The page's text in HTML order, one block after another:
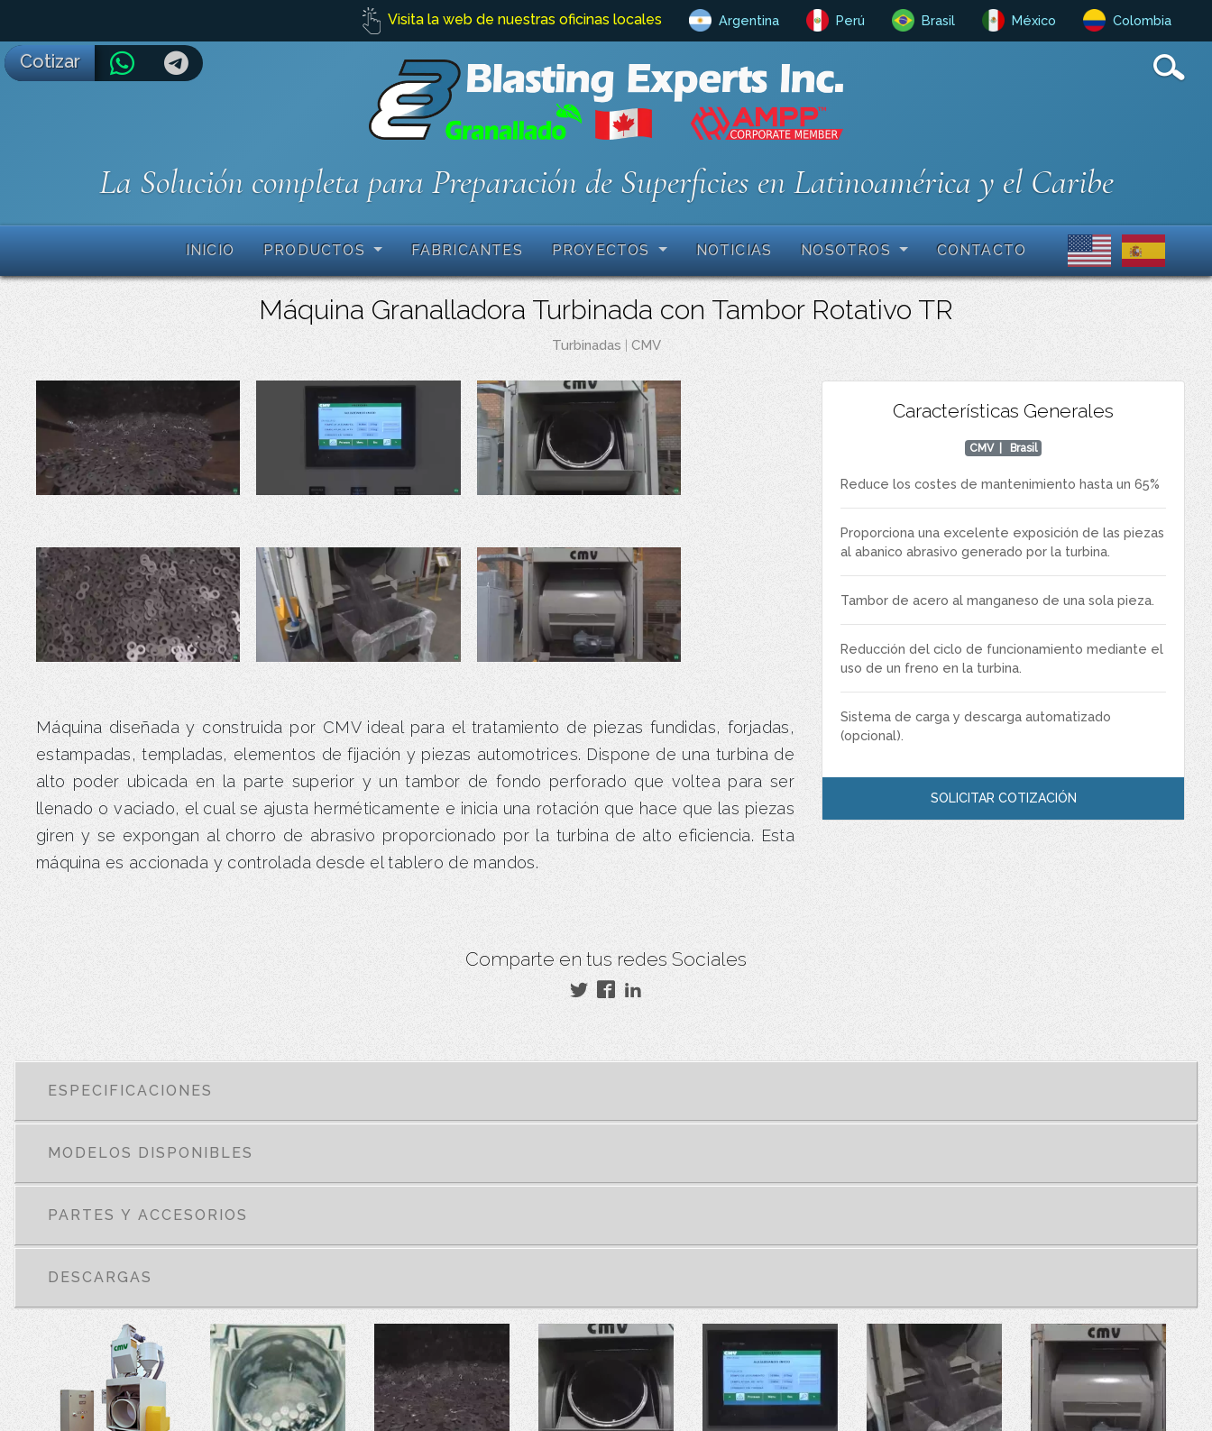
Visita la web de nuestras oficinas locales Argentina Perú Brasil México Colombia
La Solución completa para Preparación de Superficies en Latinoamérica y el Caribe
INICIO PRODUCTOS FABRICANTES PROYECTOS NOTICIAS NOSOTROS CONTACTO
Máquina Granalladora Turbinada con Tambor Rotativo TR
Turbinadas | CMV
Máquina diseñada y construida por CMV ideal para el tratamiento de piezas fundidas, forjadas,
estampadas, templadas, elementos de fijación y piezas automotrices. Dispone de una turbina de
alto poder ubicada en la parte superior y un tambor de fondo perforado que voltea para ser
llenado o vaciado, el cual se ajusta herméticamente e inicia una rotación que hace que las piezas
giren y se expongan al chorro de abrasivo proporcionado por la turbina de alto eficiencia. Esta
máquina es accionada y controlada desde el tablero de mandos.
Características Generales
CMV| Brasil
Reduce los costes de mantenimiento hasta un 65%
Proporciona una excelente exposición de las piezas
al abanico abrasivo generado por la turbina.
Tambor de acero al manganeso de una sola pieza.
Reducción del ciclo de funcionamiento mediante el
uso de un freno en la turbina.
Sistema de carga y descarga automatizado
(opcional).
SOLICITAR COTIZACIÓN
Comparte en tus redes Sociales
ESPECIFICACIONES
MODELOS DISPONIBLES
PARTES Y ACCESORIOS
DESCARGAS
Cotizar